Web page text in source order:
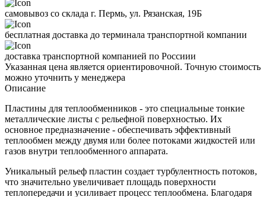
самовывоз со склада г. Пермь, ул. Рязанская, 19Б
бесплатная доставка до терминала транспортной компании
доставка транспортной компанией по Россиии
Указанная цена является ориентировочной. Точную стоимость
можно уточнить у менеджера
Описание
Пластины для теплообменников - это специальные тонкие
металлические листы с рельефной поверхностью. Их
основное предназначение - обеспечивать эффективный
теплообмен между двумя или более потоками жидкостей или
газов внутри теплообменного аппарата.
Уникальный рельеф пластин создает турбулентность потоков,
что значительно увеличивает площадь поверхности
теплопередачи и усиливает процесс теплообмена. Благодаря